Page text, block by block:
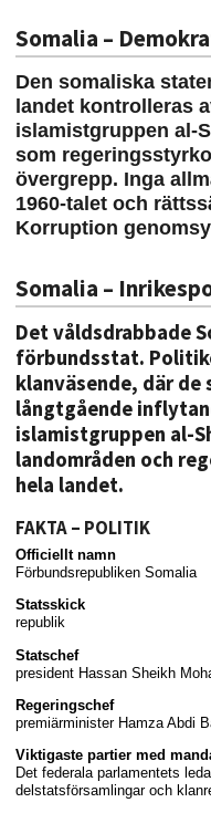
Somalia –
Den somaliska
landet kontrolleras
islamistgruppen al-
som
övergrepp. Inga
1960-talet och
Korruption
Somalia –
Det våldsdrabbade
förbundsstat.
klanväsende, där
långtgående
islamistgruppen al-
landområden och
hela landet.
FAKTA – POLITIK
Officiellt namn
Förbundsrepubliken Somalia
Statsskick
republik
Statschef
president Hassan Sheikh
Regeringschef
premiärminister Hamza Abdi
Viktigaste partier med
Det federala parlamentets
delstatsförsamlingar och